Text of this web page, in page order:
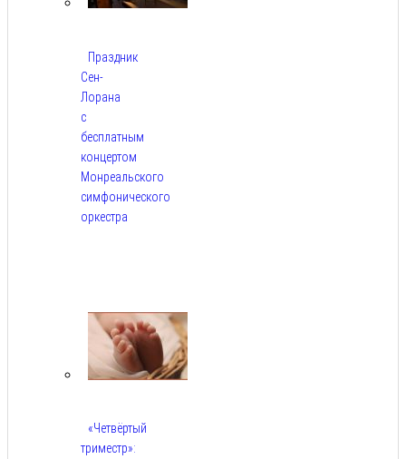
Праздник
Сен-
Лорана
с
бесплатным
концертом
Монреальского
симфонического
оркестра
«Четвёртый
триместр»: